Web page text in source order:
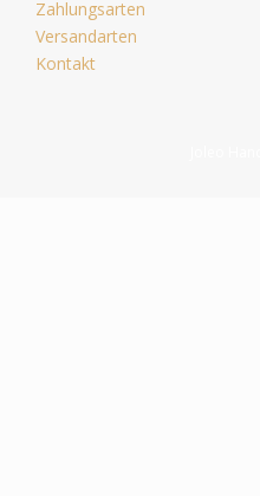
Zahlungsarten
Versandarten
Kontakt